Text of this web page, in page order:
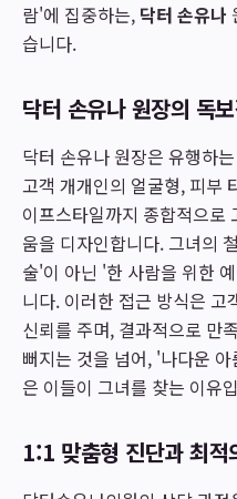
람'에 집중하는, 닥터 손유나
습니다.
닥터 손유나 원장의 독
닥터 손유나 원장은 유행하
고객 개개인의 얼굴형, 피부
이프스타일까지 종합적으로
움을 디자인합니다. 그녀의
술'이 아닌 '한 사람을 위한
니다. 이러한 접근 방식은 고
신뢰를 주며, 결과적으로 만
뻐지는 것을 넘어, '나다운
은 이들이 그녀를 찾는 이유
1:1 맞춤형 진단과 최적